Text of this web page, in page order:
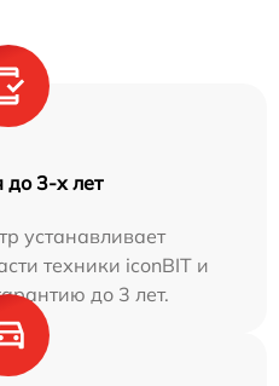
до 3-х лет
устанавливает
техники iconBIT и
до 3 лет.